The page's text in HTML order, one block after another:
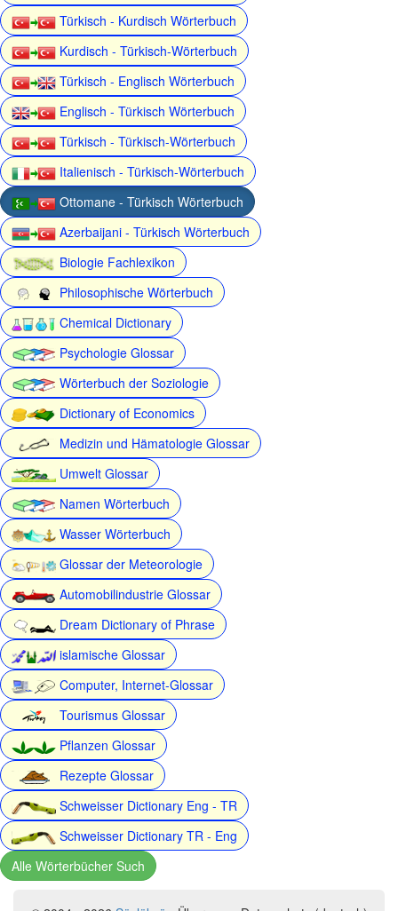
Türkisch - Kurdisch Wörterbuch
Kurdisch - Türkisch-Wörterbuch
Türkisch - Englisch Wörterbuch
Englisch - Türkisch Wörterbuch
Türkisch - Türkisch-Wörterbuch
Italienisch - Türkisch-Wörterbuch
Ottomane - Türkisch Wörterbuch
Azerbaijani - Türkisch Wörterbuch
Biologie Fachlexikon
Philosophische Wörterbuch
Chemical Dictionary
Psychologie Glossar
Wörterbuch der Soziologie
Dictionary of Economics
Medizin und Hämatologie Glossar
Umwelt Glossar
Namen Wörterbuch
Wasser Wörterbuch
Glossar der Meteorologie
Automobilindustrie Glossar
Dream Dictionary of Phrase
islamische Glossar
Computer, Internet-Glossar
Tourismus Glossar
Pflanzen Glossar
Rezepte Glossar
Schweisser Dictionary Eng - TR
Schweisser Dictionary TR - Eng
Alle Wörterbücher Such